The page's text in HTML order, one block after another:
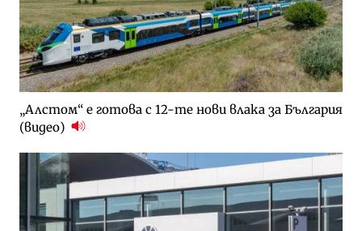
„Алстом“ е готова с 12-те нови влака за България
(видео)